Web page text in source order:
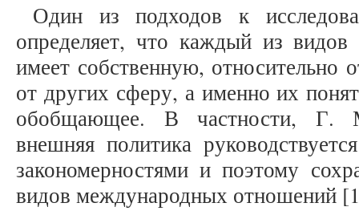
Один из подходов к
определяет, что каждый из
имеет собственную, относительно
от других сферу, а именно их
обобщающее. В частности, Г.
внешняя политика
закономерностями и поэтому
видов международных отношений